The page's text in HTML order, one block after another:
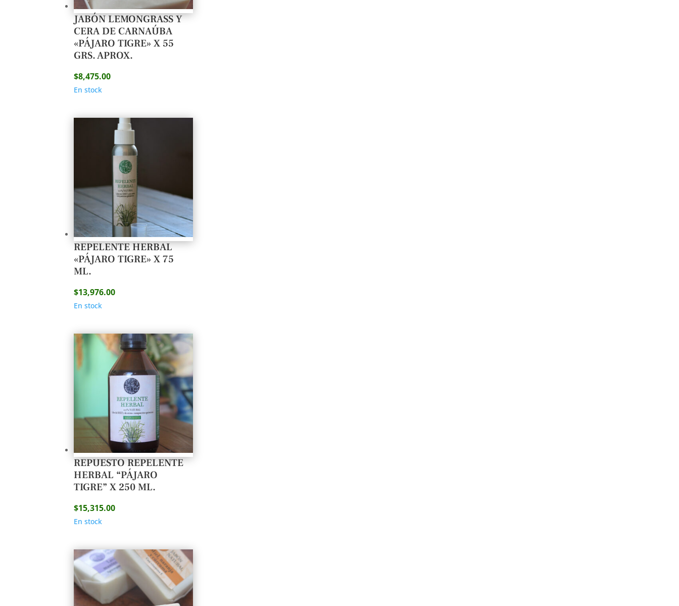
JABÓN LEMONGRASS Y
CERA DE CARNAÚBA
«PÁJARO TIGRE» X 55
GRS. APROX.
$8,475.00
En stock
REPELENTE HERBAL
«PÁJARO TIGRE» X 75
ML.
$13,976.00
En stock
REPUESTO REPELENTE
HERBAL “PÁJARO
TIGRE” X 250 ML.
$15,315.00
En stock